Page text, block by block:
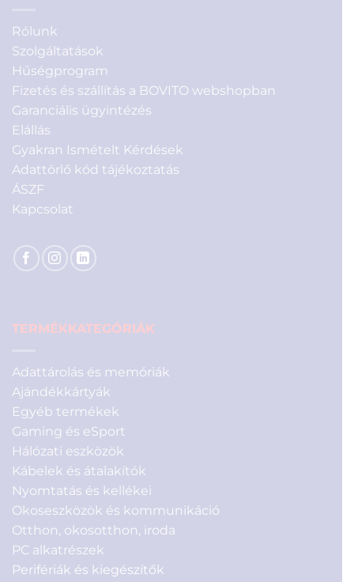
Rólunk
Szolgáltatások
Hűségprogram
Fizetés és szállítás a BOVITO webshopban
Garanciális ügyintézés
Elállás
Gyakran Ismételt Kérdések
Adattörlő kód tájékoztatás
ÁSZF
Kapcsolat
TERMÉKKATEGÓRIÁK
Adattárolás és memóriák
Ajándékkártyák
Egyéb termékek
Gaming és eSport
Hálózati eszközök
Kábelek és átalakítók
Nyomtatás és kellékei
Okoseszközök és kommunikáció
Otthon, okosotthon, iroda
PC alkatrészek
Perifériák és kiegészítők